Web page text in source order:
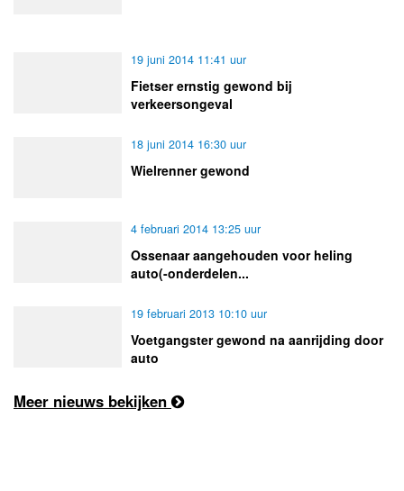
19 juni 2014 11:41 uur
Fietser ernstig gewond bij
verkeersongeval
18 juni 2014 16:30 uur
Wielrenner gewond
4 februari 2014 13:25 uur
Ossenaar aangehouden voor heling
auto(-onderdelen...
19 februari 2013 10:10 uur
Voetgangster gewond na aanrijding door
auto
Meer nieuws bekijken